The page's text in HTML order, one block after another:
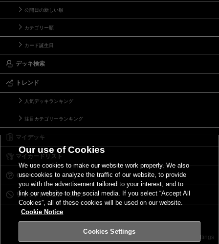
公開日の新しい順
カテゴリー順
カード誕生日
デッキ検索
トレンド
人気デッキランキング
注目カテゴリーランキング
マイデッキ
マイカードリスト
Ｑ＆Ａ
リミットレギュレーション
サイトポリシー Cookies Settings
Our use of Cookies
We use cookies to make our website work properly. We also
use cookies to analyze the traffic of our website, to provide
you with the advertisement tailored to your interest, and to
link our website to the social media. If you select “Accept All
Cookies”, all of these cookies will be used on our website.
Cookie Notice
Cookies Settings